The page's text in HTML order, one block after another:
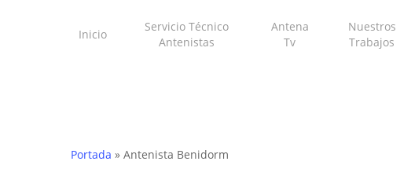
Inicio
Servicio Técnico
Antenistas
Antena
Tv
Nuestros
Trabajos
Portada » Antenista Benidorm